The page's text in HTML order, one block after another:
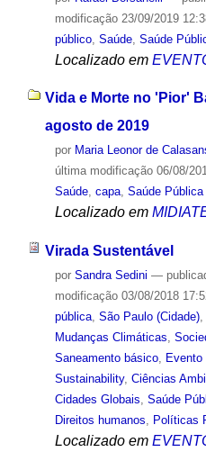
modificação23/09/2019
público, Saúde, Saúde
Localizado em
Vida e Morte no 'Pior'
agosto de 2019
por Maria Leonor de
última modificação06/08/
Saúde, capa, Saúde Pública
Localizado em
Virada Sustentável
por Sandra Sedini —
modificação03/08/2018
pública, São Paulo (Cidade),
Mudanças Climáticas,
Saneamento básico, Evento
Sustainability, Ciências
Cidades Globais, Saúde
Direitos humanos, Políticas
Localizado em